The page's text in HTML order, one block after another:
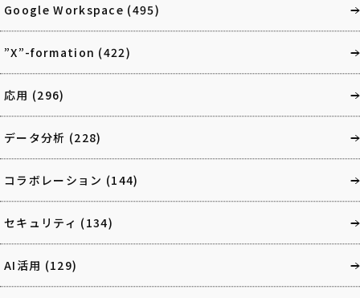
Google Workspace (495)
”X”-formation (422)
応用 (296)
データ分析 (228)
コラボレーション (144)
セキュリティ (134)
AI活用 (129)